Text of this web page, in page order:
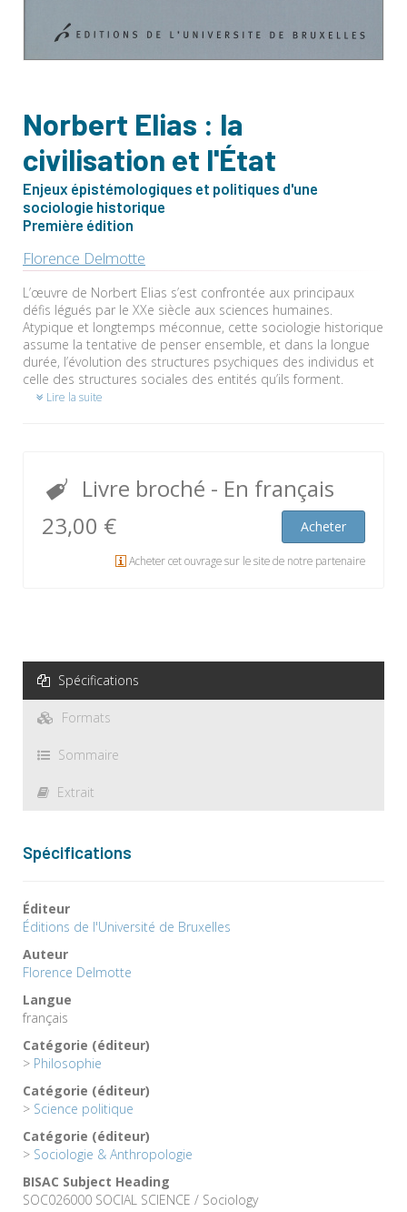
Norbert Elias : la
civilisation et l'État
Enjeux épistémologiques et politiques d'une
sociologie historique
Première édition
Florence Delmotte
L’œuvre de Norbert Elias s’est confrontée aux principaux
défis légués par le XXe siècle aux sciences humaines.
Atypique et longtemps méconnue, cette sociologie historique
assume la tentative de penser ensemble, et dans la longue
durée, l’évolution des structures psychiques des individus et
celle des structures sociales des entités qu’ils forment.
Lire la suite
Livre broché - En français
23,00 €
Acheter
Acheter cet ouvrage sur le site de notre partenaire
Spécifications
Formats
Sommaire
Extrait
Spécifications
Éditeur
Éditions de l'Université de Bruxelles
Auteur
Florence Delmotte
Langue
français
Catégorie (éditeur)
> Philosophie
Catégorie (éditeur)
> Science politique
Catégorie (éditeur)
> Sociologie & Anthropologie
BISAC Subject Heading
SOC026000 SOCIAL SCIENCE / Sociology